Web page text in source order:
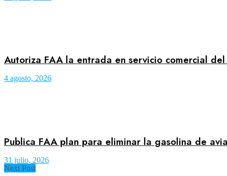
Autoriza FAA la entrada en servicio comercial
4 agosto, 2026
Publica FAA plan para eliminar la gasolina de
31 julio, 2026
Next Post